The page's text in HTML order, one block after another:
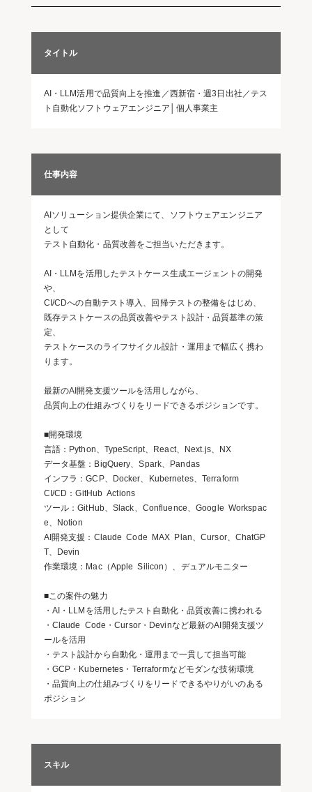
タイトル
AI・LLM活用で品質向上を推進／西新宿・週3日出社／テス
ト自動化ソフトウェアエンジニア│個人事業主
仕事内容
AIソリューション提供企業にて、ソフトウェアエンジニア
として
テスト自動化・品質改善をご担当いただきます。
AI・LLMを活用したテストケース生成エージェントの開発
や、
CI/CDへの自動テスト導入、回帰テストの整備をはじめ、
既存テストケースの品質改善やテスト設計・品質基準の策
定、
テストケースのライフサイクル設計・運用まで幅広く携わ
ります。
最新のAI開発支援ツールを活用しながら、
品質向上の仕組みづくりをリードできるポジションです。
■開発環境
言語：Python、TypeScript、React、Next.js、NX
データ基盤：BigQuery、Spark、Pandas
インフラ：GCP、Docker、Kubernetes、Terraform
CI/CD：GitHub Actions
ツール：GitHub、Slack、Confluence、Google Workspac
e、Notion
AI開発支援：Claude Code MAX Plan、Cursor、ChatGP
T、Devin
作業環境：Mac（Apple Silicon）、デュアルモニター
■この案件の魅力
・AI・LLMを活用したテスト自動化・品質改善に携われる
・Claude Code・Cursor・Devinなど最新のAI開発支援ツ
ールを活用
・テスト設計から自動化・運用まで一貫して担当可能
・GCP・Kubernetes・Terraformなどモダンな技術環境
・品質向上の仕組みづくりをリードできるやりがいのある
ポジション
スキル